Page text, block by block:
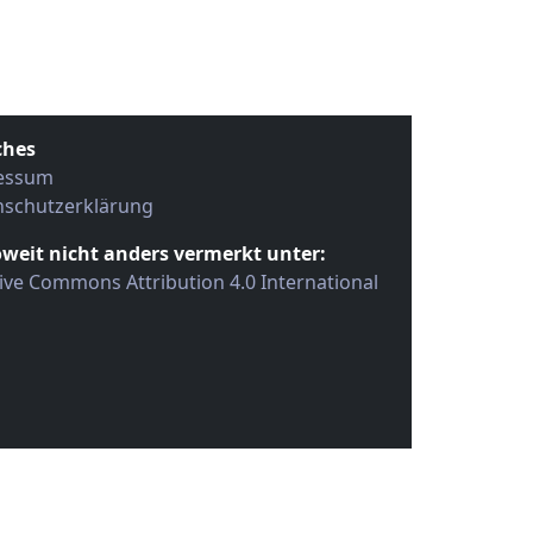
nicht anders vermerkt unter:
Commons Attribution 4.0 International